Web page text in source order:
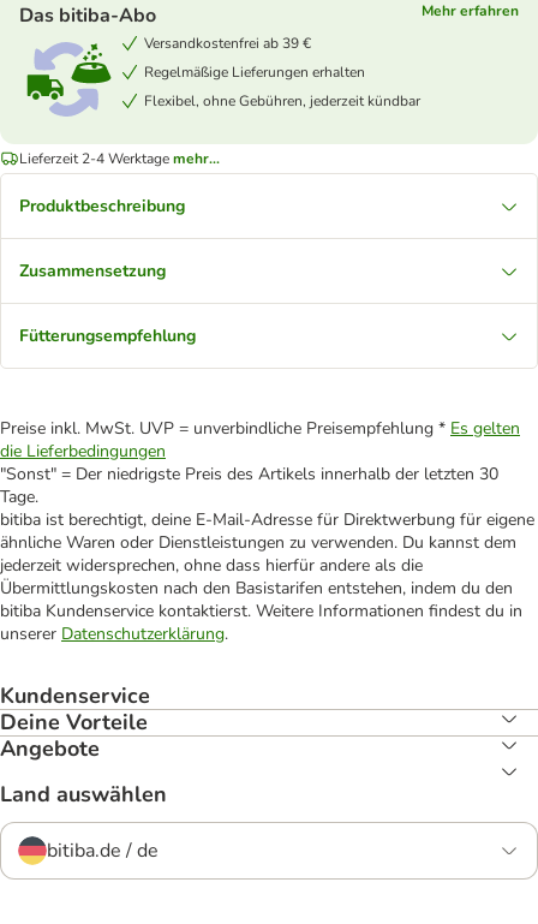
Das bitiba-Abo
Mehr erfahren
Versandkostenfrei ab 39 €
Regelmäßige Lieferungen erhalten
Flexibel, ohne Gebühren, jederzeit kündbar
Lieferzeit 2-4 Werktagemehr...
Produktbeschreibung
Zusammensetzung
Fütterungsempfehlung
Preise inkl. MwSt. UVP = unverbindliche Preisempfehlung * Es gelten
die Lieferbedingungen
"Sonst" = Der niedrigste Preis des Artikels innerhalb der letzten 30
Tage.
bitiba ist berechtigt, deine E-Mail-Adresse für Direktwerbung für eigene
ähnliche Waren oder Dienstleistungen zu verwenden. Du kannst dem
jederzeit widersprechen, ohne dass hierfür andere als die
Übermittlungskosten nach den Basistarifen entstehen, indem du den
bitiba Kundenservice kontaktierst. Weitere Informationen findest du in
unserer Datenschutzerklärung.
Kundenservice
Deine Vorteile
Angebote
Land auswählen
bitiba.de / de